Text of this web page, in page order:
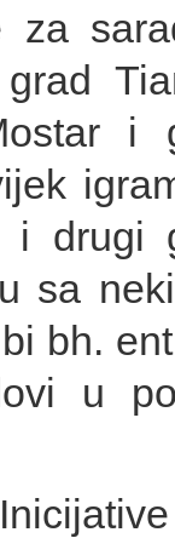
za
i
drugi
sa
bh.
u